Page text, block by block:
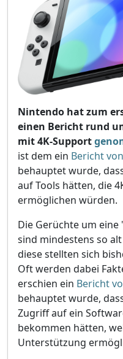
Nintendo hat zum
einen Bericht rund
mit 4K-Support
ist dem ein Bericht
behauptet wurde,
auf Tools hätten, die
ermöglichen würden.
Die Gerüchte um
sind mindestens so
diese stellten sich
Oft werden dabei
erschien ein Bericht
behauptet wurde,
Zugriff auf ein
bekommen hätten,
Unterstützung